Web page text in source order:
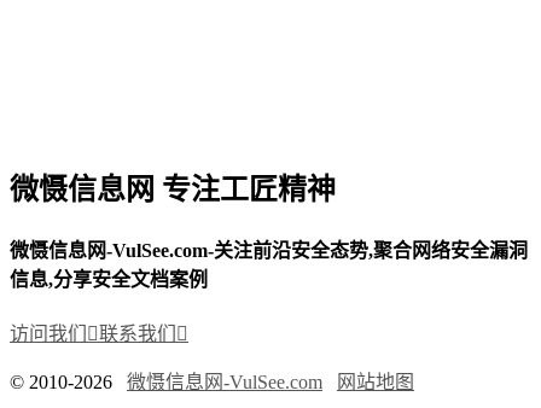
微慑信息网 专注工匠精神
微慑信息网-VulSee.com-关注前沿安全态势,聚合网络安全漏洞
信息,分享安全文档案例
访问我们 联系我们 
© 2010-2026 微慑信息网-VulSee.com 网站地图